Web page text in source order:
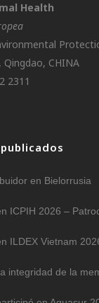
Health
Qingdao, CHINA
2311
en Bielorrusia
ICPIH 2026 –
ILDEX Vietnam
integridad de la